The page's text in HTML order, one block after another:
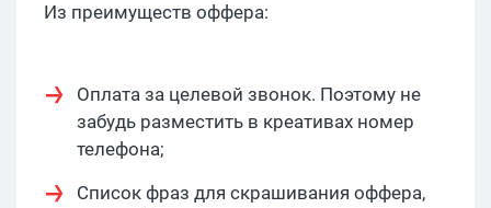
Из преимуществ оффера:
Оплата за целевой звонок. Поэтому не
забудь разместить в креативах номер
телефона;
Список фраз для скрашивания оффера,